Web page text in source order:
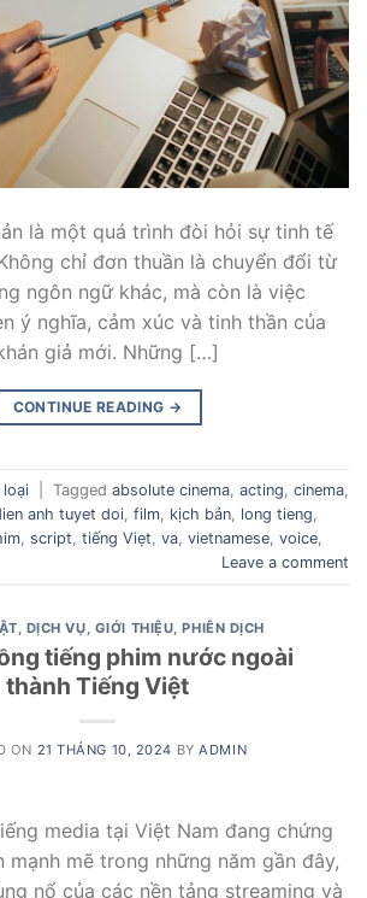
là một quá trình đòi hỏi sự tinh tế
chỉ đơn thuần là chuyển đổi từ
ngôn ngữ khác, mà còn là việc
ý nghĩa, cảm xúc và tinh thần của
giả mới. Những […]
CONTINUE READING →
loại Tagged absolute cinema acting cinema
anh tuyet doi film kịch bản long tieng
script tiếng Viẹt va vietnamese voice
Leave a comment
, DỊCH VỤ, GIỚI THIỆU,PHIÊN DỊCH
tiếng phim nước ngoài
thành Tiếng Việt
ON 21 THÁNG 10, 2024 BYADMIN
media tại Việt Nam đang chứng
mạnh mẽ trong những năm gần đây,
nổ của các nền tảng streaming và